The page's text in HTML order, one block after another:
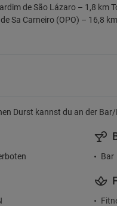
de São Lázaro – 1,8 km
Sa Carneiro (OPO) – 16,8
Durst kannst du an der
Bar